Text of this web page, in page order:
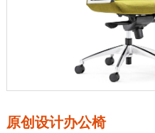
原创设计办公椅